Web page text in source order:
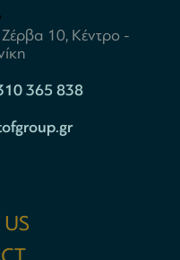
10, Κέντρο -
365 838